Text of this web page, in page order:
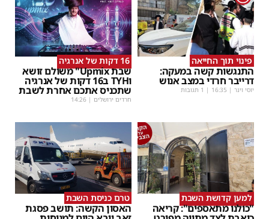
פינוי תוך החייאה
התנגשות קשה במעקה:
דרייבר חרדי במצב אנוש
יוסי וינר |
16:35 | 1 תגובות
16 דקות של אנרגיה
שבת Upmix" משולם זושא
וTYH ב16 דקות של אנרגיה
שתכניס אתכם אחרת לשבת
חרדים ירושלים |
14:26
למען קדושת השבת
"כולנו מתאספים": קריאה
טרם כניסת השבת
האסון הקשה: תושב פסגת